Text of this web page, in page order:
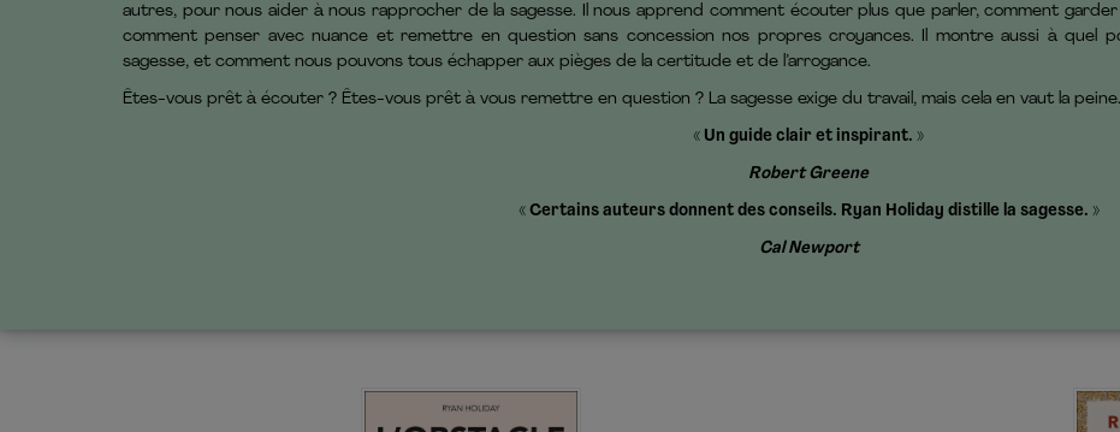
autres, pour nous aider à nous rapprocher de la sagesse. Il nous apprend comment écouter plus que parler, comment
comment penser avec nuance et remettre en question sans concession nos propres croyances. Il montre aussi à quel
sagesse, et comment nous pouvons tous échapper aux pièges de la certitude et de l’arrogance.
Êtes-vous prêt à écouter ? Êtes-vous prêt à vous remettre en question ? La sagesse exige du travail, mais cela en vaut la peine.
« Un guide clair et inspirant. »
Robert Greene
« Certains auteurs donnent des conseils. Ryan Holiday distille la sagesse. »
Cal Newport